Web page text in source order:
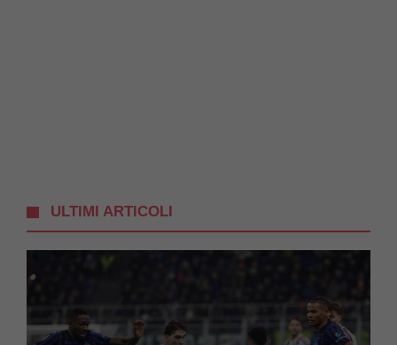
ULTIMI ARTICOLI